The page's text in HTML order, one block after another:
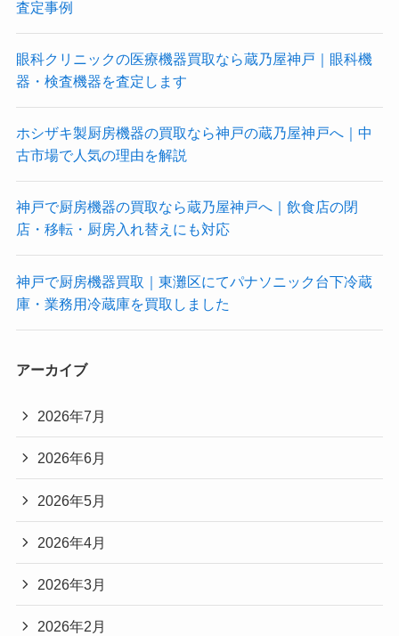
査定事例
眼科クリニックの医療機器買取なら蔵乃屋神戸｜眼科機
器・検査機器を査定します
ホシザキ製厨房機器の買取なら神戸の蔵乃屋神戸へ｜中
古市場で人気の理由を解説
神戸で厨房機器の買取なら蔵乃屋神戸へ｜飲食店の閉
店・移転・厨房入れ替えにも対応
神戸で厨房機器買取｜東灘区にてパナソニック台下冷蔵
庫・業務用冷蔵庫を買取しました
アーカイブ
2026年7月
2026年6月
2026年5月
2026年4月
2026年3月
2026年2月